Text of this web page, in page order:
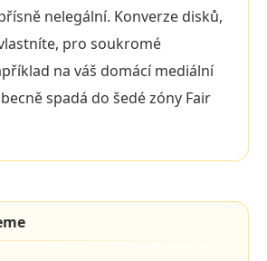
nelegální. Konverze disků,
pro soukromé
na váš domácí mediální
spadá do šedé zóny Fair